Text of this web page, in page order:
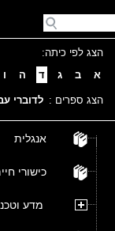
הצג לפי כיתה:
א
ב ג ד ה ו
הצג ספרים : לדוברי
אנגלית
כישורי
מדע